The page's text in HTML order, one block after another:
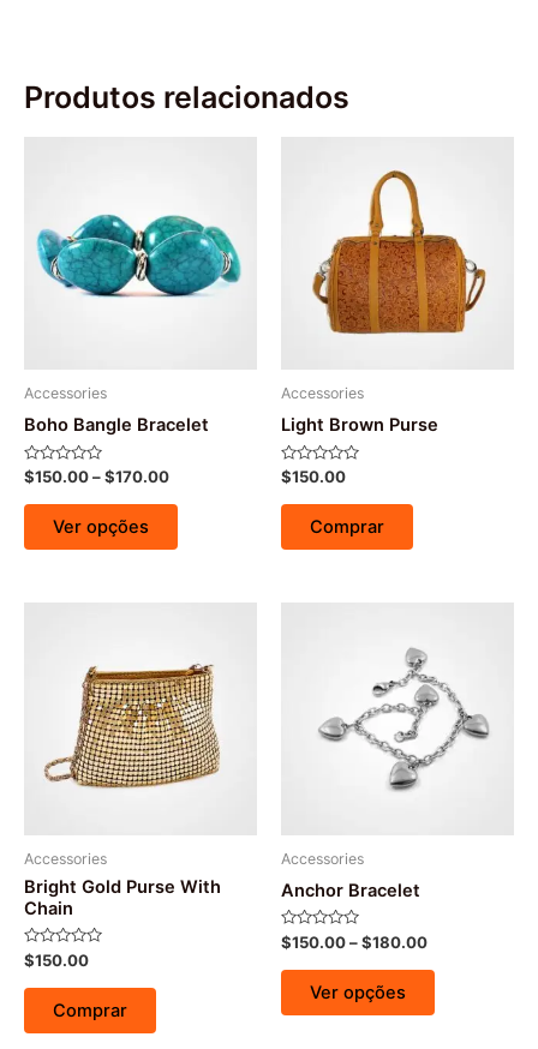
Produtos relacionados
Accessories
Boho Bangle Bracelet
Avaliação
0
de
$150.00–$170.00
Ver opções
Accessories
Light Brown Purse
Avaliação
0
de
$150.00
Comprar
Accessories
Bright Gold Purse With
Chain
Avaliação
0
de
$150.00
Comprar
Accessories
Anchor Bracelet
Avaliação
0
de
$150.00–$180.00
Ver opções